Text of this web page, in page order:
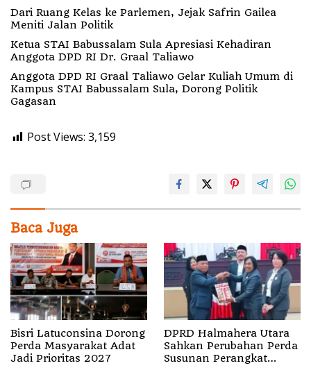
Dari Ruang Kelas ke Parlemen, Jejak Safrin Gailea
Meniti Jalan Politik
Ketua STAI Babussalam Sula Apresiasi Kehadiran
Anggota DPD RI Dr. Graal Taliawo
Anggota DPD RI Graal Taliawo Gelar Kuliah Umum di
Kampus STAI Babussalam Sula, Dorong Politik
Gagasan
Post Views: 3,159
Baca Juga
Bisri Latuconsina Dorong
Perda Masyarakat Adat
Jadi Prioritas 2027
DPRD Halmahera Utara
Sahkan Perubahan Perda
Susunan Perangkat